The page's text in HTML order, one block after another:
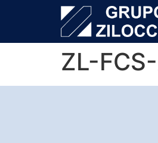
ZL-